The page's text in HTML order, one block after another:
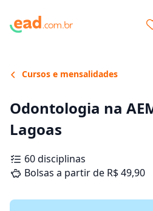
Cursos e mensalidades
Odontologia na
Lagoas
60 disciplinas
Bolsas a partir de R$ 49,90